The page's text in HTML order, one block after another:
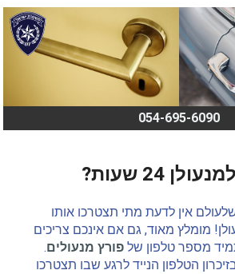
054-695-6090
24 שעות?
אין לדעת מתי תצטרכו אותו
מומלץ מאוד, גם אם אינכם צריכים
מספר טלפון של פורץ מנעולים.
הטלפון הנייד לרגע שבו תצטרכו